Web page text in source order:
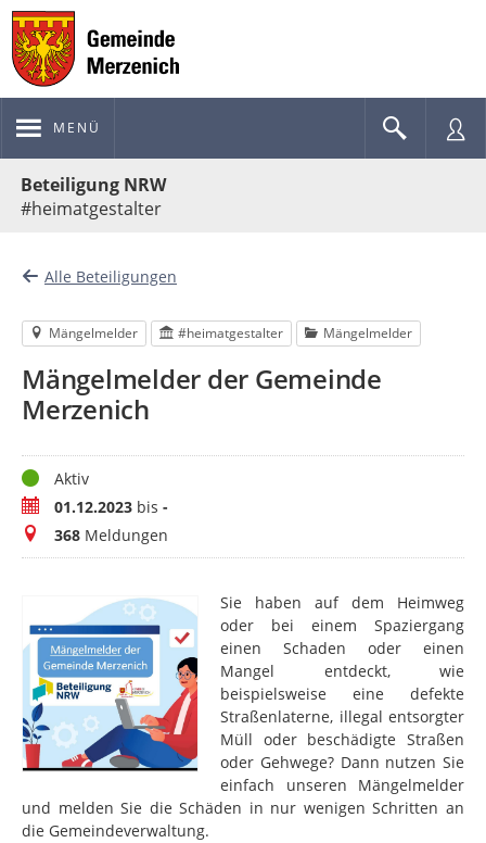
MENÜ
Beteiligung NRW
#heimatgestalter
Alle Beteiligungen
Mängelmelder #heimatgestalter Mängelmelder
Mängelmelder der Gemeinde
Merzenich
StatusAktiv
Zeitraum01.12.2023 bis -
Meldungen
368 Meldungen
Sie haben auf dem Heimweg
oder bei einem Spaziergang
einen Schaden oder einen
Mangel entdeckt, wie
beispielsweise eine defekte
Straßenlaterne, illegal entsorgter
Müll oder beschädigte Straßen
oder Gehwege? Dann nutzen Sie
einfach unseren Mängelmelder
und melden Sie die Schäden in nur wenigen Schritten an
die Gemeindeverwaltung.